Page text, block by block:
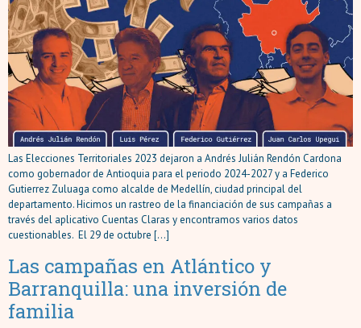
Las Elecciones Territoriales 2023 dejaron a Andrés Julián Rendón Cardona
como gobernador de Antioquia para el periodo 2024-2027 y a Federico
Gutierrez Zuluaga como alcalde de Medellín, ciudad principal del
departamento. Hicimos un rastreo de la financiación de sus campañas a
través del aplicativo Cuentas Claras y encontramos varios datos
cuestionables. El 29 de octubre […]
Las campañas en Atlántico y
Barranquilla: una inversión de
familia